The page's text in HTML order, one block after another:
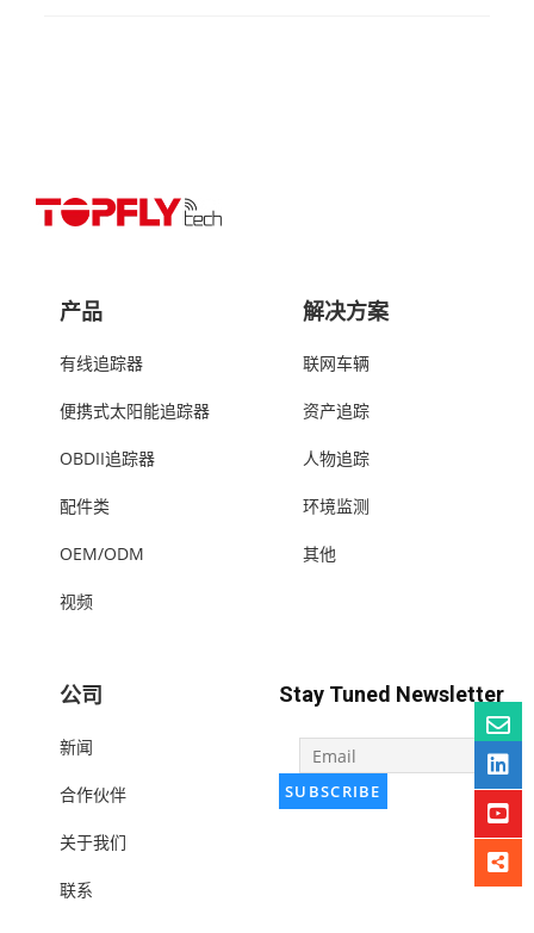
产品
有线追踪器
便携式太阳能追踪器
OBDII追踪器
配件类
OEM/ODM
视频
解决方案
联网车辆
资产追踪
人物追踪
环境监测
其他
公司
新闻
合作伙伴
关于我们
联系
Stay Tuned Newsletter